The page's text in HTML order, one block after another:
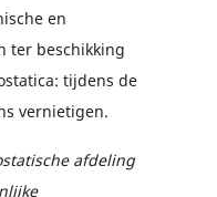
en
ter beschikking
tijdens de
vernietigen.
afdeling